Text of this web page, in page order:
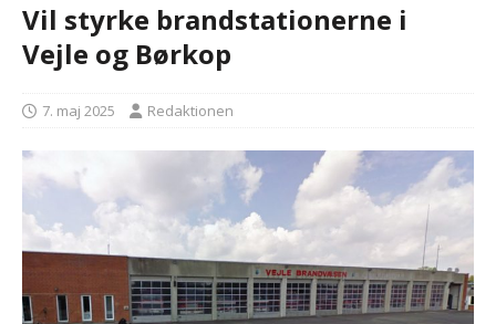
Vil styrke brandstationerne i
Vejle og Børkop
7. maj 2025 Redaktionen